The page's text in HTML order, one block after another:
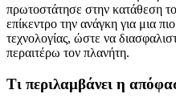
πρωτοστάτησε στην κατάθεση
επίκεντρο την ανάγκη για μια
τεχνολογίας, ώστε να
περαιτέρω τον πλανήτη.
Τι περιλαμβάνει η